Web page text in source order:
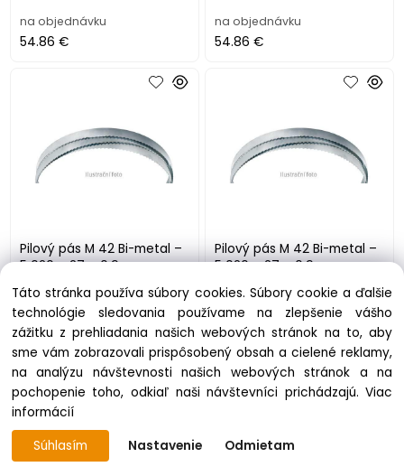
na objednávku
54.86 €
na objednávku
54.86 €
Pilový pás M 42 Bi-metal –
5 020 × 27 × 0,9 mm
(6/10“)
na objednávku
54.86 €
Pilový pás M 42 Bi-metal –
5 020 × 27 × 0,9 mm
(08/12“)
na objednávku
54.86 €
Táto stránka používa súbory cookies. Súbory cookie a ďalšie
technológie sledovania používame na zlepšenie vášho
zážitku z prehliadania našich webových stránok na to, aby
sme vám zobrazovali prispôsobený obsah a cielené reklamy,
na analýzu návštevnosti našich webových stránok a na
pochopenie toho, odkiaľ naši návštevníci prichádzajú.Viac
informácií
Súhlasím
Nastavenie Odmietam